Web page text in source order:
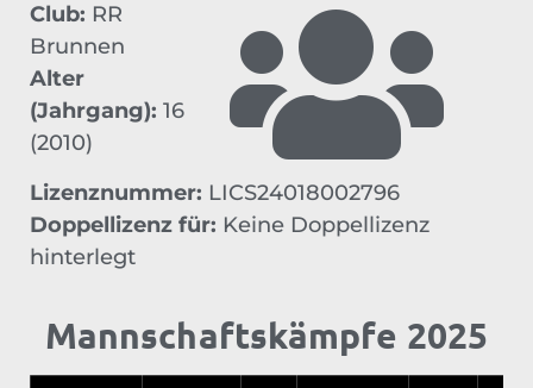
Club: RR
Brunnen
Alter
(Jahrgang): 16
(2010)
Lizenznummer: LICS24018002796
Doppellizenz für: Keine Doppellizenz
hinterlegt
Mannschaftskämpfe 2025